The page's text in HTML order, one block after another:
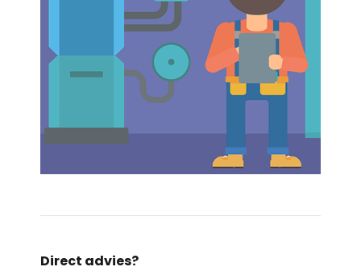
Direct advies?